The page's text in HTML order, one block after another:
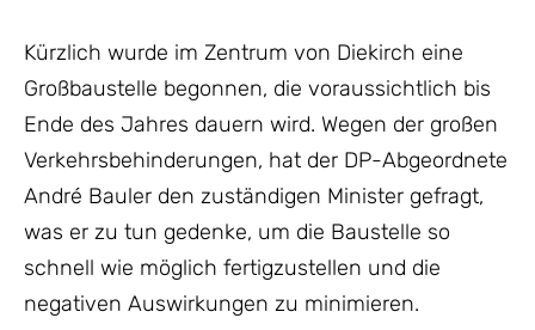
Kürzlich wurde im Zentrum von Diekirch eine
Großbaustelle begonnen, die voraussichtlich bis
Ende des Jahres dauern wird. Wegen der großen
Verkehrsbehinderungen, hat der DP-Abgeordnete
André Bauler den zuständigen Minister gefragt,
was er zu tun gedenke, um die Baustelle so
schnell wie möglich fertigzustellen und die
negativen Auswirkungen zu minimieren.